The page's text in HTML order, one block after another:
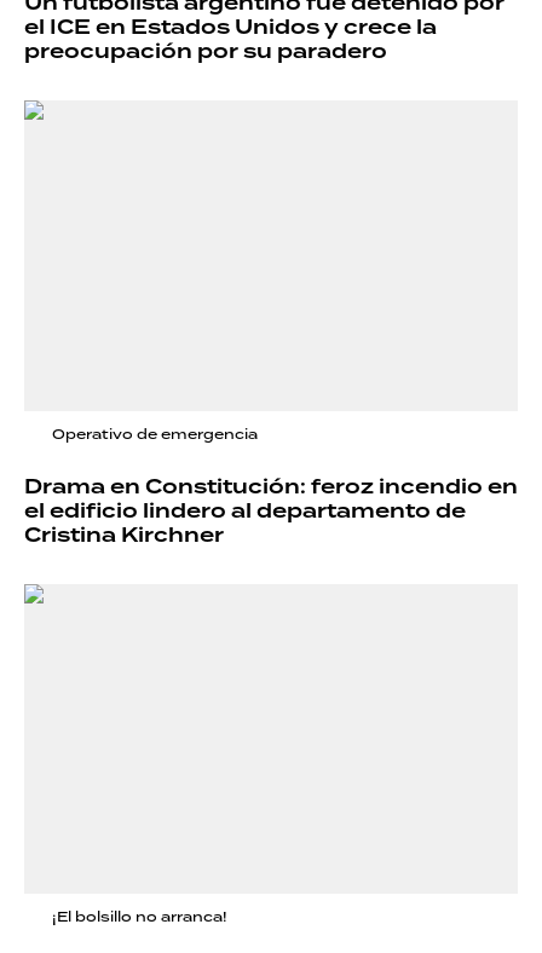
el ICE en Estados Unidos y crece la
preocupación por su paradero
Operativo de emergencia
Drama en Constitución: feroz incendio en
el edificio lindero al departamento de
Cristina Kirchner
¡El bolsillo no arranca!